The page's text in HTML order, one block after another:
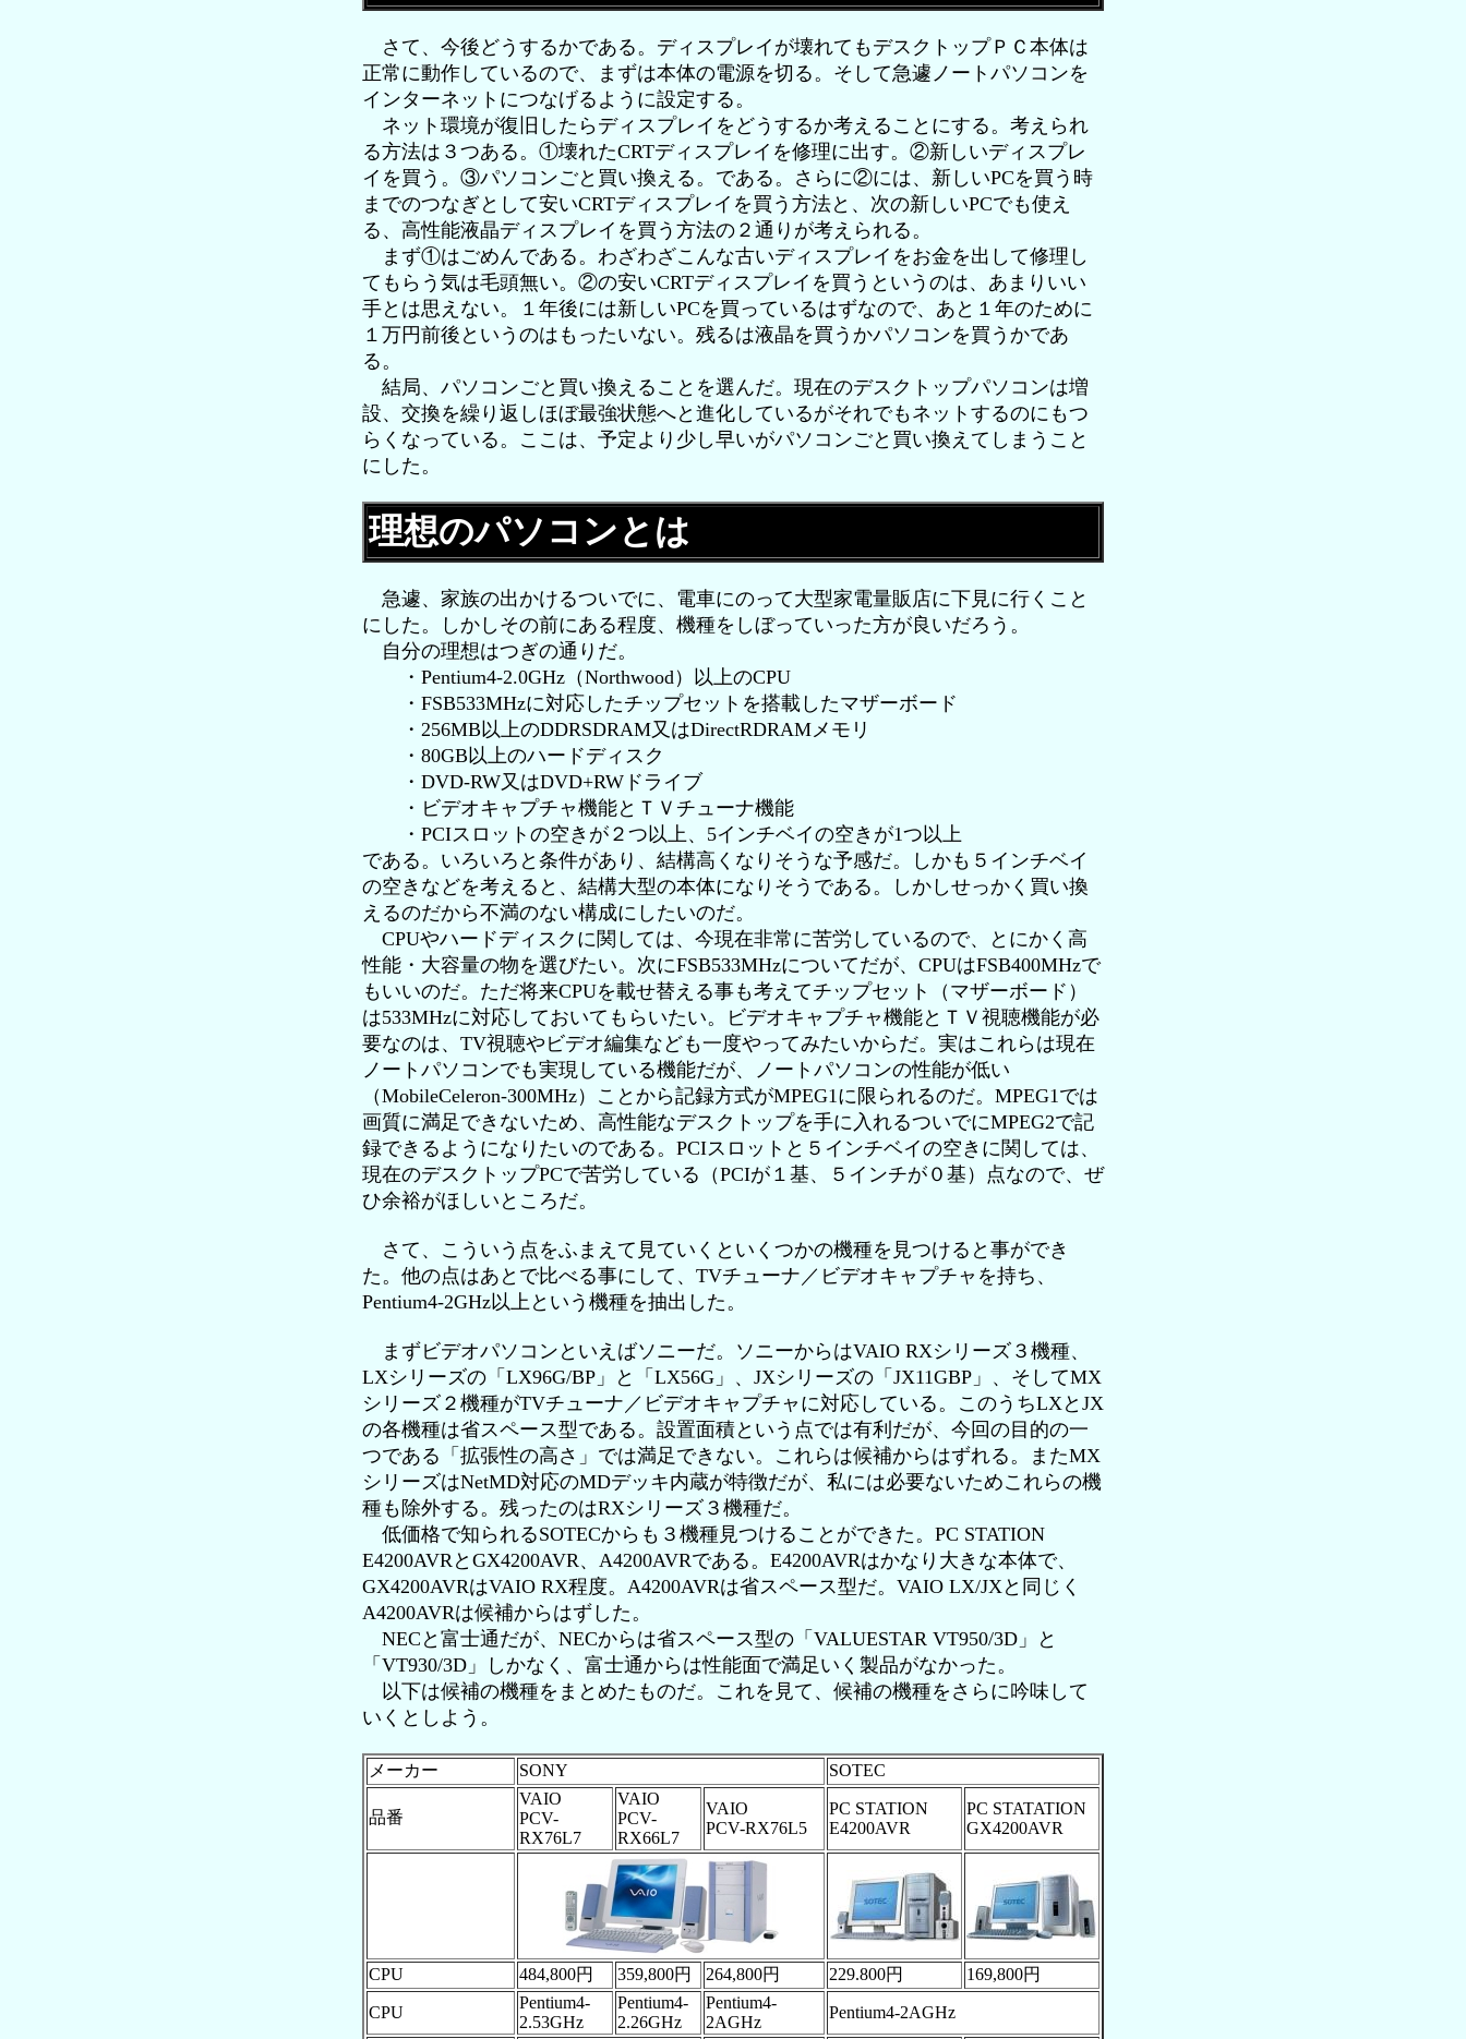
さて、今後どうするかである。ディスプレイが壊れてもデスクトップＰＣ本体は
正常に動作しているので、まずは本体の電源を切る。そして急遽ノートパソコンを
インターネットにつなげるように設定する。
ネット環境が復旧したらディスプレイをどうするか考えることにする。考えられ
る方法は３つある。①壊れたCRTディスプレイを修理に出す。②新しいディスプレ
イを買う。③パソコンごと買い換える。である。さらに②には、新しいPCを買う時
までのつなぎとして安いCRTディスプレイを買う方法と、次の新しいPCでも使え
る、高性能液晶ディスプレイを買う方法の２通りが考えられる。
まず①はごめんである。わざわざこんな古いディスプレイをお金を出して修理し
てもらう気は毛頭無い。②の安いCRTディスプレイを買うというのは、あまりいい
手とは思えない。１年後には新しいPCを買っているはずなので、あと１年のために
１万円前後というのはもったいない。残るは液晶を買うかパソコンを買うかであ
る。
結局、パソコンごと買い換えることを選んだ。現在のデスクトップパソコンは増
設、交換を繰り返しほぼ最強状態へと進化しているがそれでもネットするのにもつ
らくなっている。ここは、予定より少し早いがパソコンごと買い換えてしまうこと
にした。
理想のパソコンとは
急遽、家族の出かけるついでに、電車にのって大型家電量販店に下見に行くこと
にした。しかしその前にある程度、機種をしぼっていった方が良いだろう。
自分の理想はつぎの通りだ。
・Pentium4-2.0GHz（Northwood）以上のCPU
・FSB533MHzに対応したチップセットを搭載したマザーボード
・256MB以上のDDRSDRAM又はDirectRDRAMメモリ
・80GB以上のハードディスク
・DVD-RW又はDVD+RWドライブ
・ビデオキャプチャ機能とＴＶチューナ機能
・PCIスロットの空きが２つ以上、5インチベイの空きが1つ以上
である。いろいろと条件があり、結構高くなりそうな予感だ。しかも５インチベイ
の空きなどを考えると、結構大型の本体になりそうである。しかしせっかく買い換
えるのだから不満のない構成にしたいのだ。
CPUやハードディスクに関しては、今現在非常に苦労しているので、とにかく高
性能・大容量の物を選びたい。次にFSB533MHzについてだが、CPUはFSB400MHzで
もいいのだ。ただ将来CPUを載せ替える事も考えてチップセット（マザーボード）
は533MHzに対応しておいてもらいたい。ビデオキャプチャ機能とＴＶ視聴機能が必
要なのは、TV視聴やビデオ編集なども一度やってみたいからだ。実はこれらは現在
ノートパソコンでも実現している機能だが、ノートパソコンの性能が低い
（MobileCeleron-300MHz）ことから記録方式がMPEG1に限られるのだ。MPEG1では
画質に満足できないため、高性能なデスクトップを手に入れるついでにMPEG2で記
録できるようになりたいのである。PCIスロットと５インチベイの空きに関しては、
現在のデスクトップPCで苦労している（PCIが１基、５インチが０基）点なので、ぜ
ひ余裕がほしいところだ。
さて、こういう点をふまえて見ていくといくつかの機種を見つけると事ができ
た。他の点はあとで比べる事にして、TVチューナ／ビデオキャプチャを持ち、
Pentium4-2GHz以上という機種を抽出した。
まずビデオパソコンといえばソニーだ。ソニーからはVAIO RXシリーズ３機種、
LXシリーズの「LX96G/BP」と「LX56G」、JXシリーズの「JX11GBP」、そしてMX
シリーズ２機種がTVチューナ／ビデオキャプチャに対応している。このうちLXとJX
の各機種は省スペース型である。設置面積という点では有利だが、今回の目的の一
つである「拡張性の高さ」では満足できない。これらは候補からはずれる。またMX
シリーズはNetMD対応のMDデッキ内蔵が特徴だが、私には必要ないためこれらの機
種も除外する。残ったのはRXシリーズ３機種だ。
低価格で知られるSOTECからも３機種見つけることができた。PC STATION
E4200AVRとGX4200AVR、A4200AVRである。E4200AVRはかなり大きな本体で、
GX4200AVRはVAIO RX程度。A4200AVRは省スペース型だ。VAIO LX/JXと同じく
A4200AVRは候補からはずした。
NECと富士通だが、NECからは省スペース型の「VALUESTAR VT950/3D」と
「VT930/3D」しかなく、富士通からは性能面で満足いく製品がなかった。
以下は候補の機種をまとめたものだ。これを見て、候補の機種をさらに吟味して
いくとしよう。
メーカー SONY SOTEC
品番
VAIO
PCV-
RX76L7
VAIO
PCV-
RX66L7
VAIO
PCV-RX76L5
PC STATION
E4200AVR
PC STATATION
GX4200AVR
CPU 484,800円 359,800円 264,800円 229.800円 169,800円
CPU
Pentium4-
2.53GHz
Pentium4-
2.26GHz
Pentium4-
2AGHz
Pentium4-2AGHz